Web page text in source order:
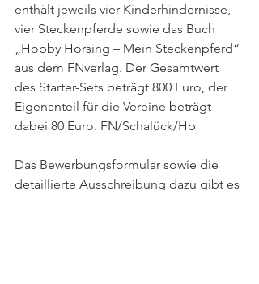
enthält jeweils vier Kinderhindernisse,
vier Steckenpferde sowie das Buch
„Hobby Horsing – Mein Steckenpferd“
aus dem FNverlag. Der Gesamtwert
des Starter-Sets beträgt 800 Euro, der
Eigenanteil für die Vereine beträgt
dabei 80 Euro. FN/Schalück/Hb
Das Bewerbungsformular sowie die
detaillierte Ausschreibung dazu gibt es